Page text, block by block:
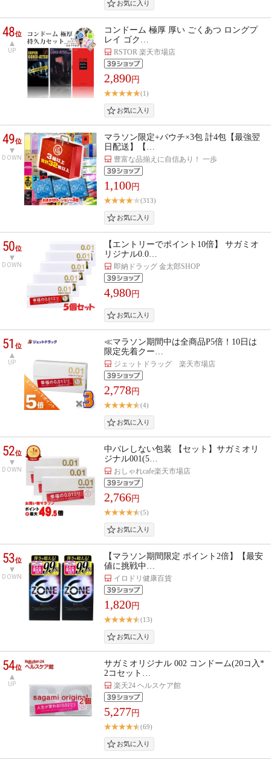
48位
UP
コンドーム 極厚 厚い ごくあつ ロングプ
レイ ゴク…
RSTOR 楽天市場店
2,890円
(1)
49位
DOWN
マラソン限定+パウチ×3包 計4包【最強翌
日配送】【…
豊富な品揃えに自信あり！ 一歩
1,100円
(313)
50位
DOWN
【エントリーでポイント10倍】 サガミオ
リジナル0.0…
即納ドラッグ 金太郎SHOP
4,980円
51位
UP
≪マラソン期間中は全商品P5倍！10日は
限定先着クー…
ジェットドラッグ 楽天市場店
2,778円
(4)
52位
DOWN
中バレしない包装 【セット】サガミオリ
ジナル001(5…
おしゃれcafe楽天市場店
2,766円
(5)
53位
DOWN
【マラソン期間限定 ポイント2倍】【最安
値に挑戦中…
イロドリ健康百貨
1,820円
(13)
54位
UP
サガミオリジナル 002 コンドーム(20コ入*
2コセット…
楽天24 ヘルスケア館
5,277円
(69)